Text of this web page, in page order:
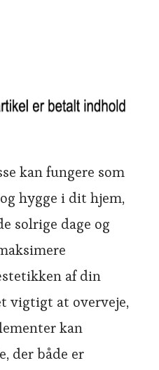
kan fungere som
hygge i dit hjem,
solrige dage og
af din
vigtigt at overveje,
kan
der både er